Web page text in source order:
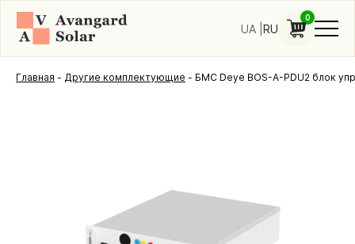
UA RU
0
Главная - Другие комплектующие - БМС Deye BOS-A-PDU2 блок